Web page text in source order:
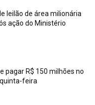
leilão de área milionária
ação do Ministério
pagar R$ 150 milhões no
feira